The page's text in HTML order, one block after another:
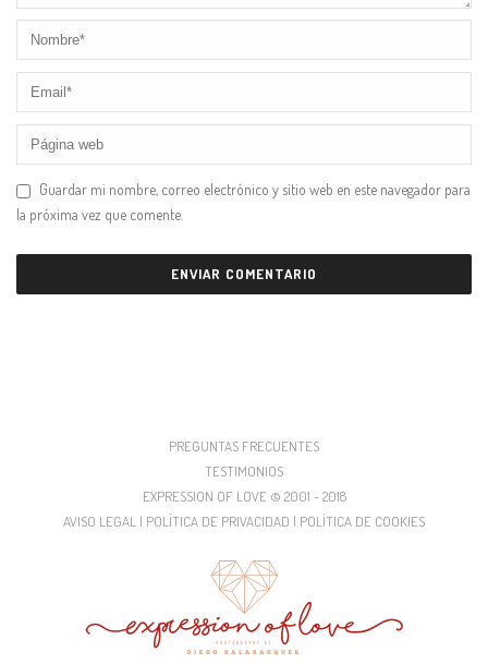
Guardar mi nombre, correo electrónico y sitio web en este navegador para
la próxima vez que comente.
PREGUNTAS FRECUENTES
TESTIMONIOS
EXPRESSION OF LOVE © 2001 - 2018
AVISO LEGAL | POLÍTICA DE PRIVACIDAD | POLÍTICA DE COOKIES